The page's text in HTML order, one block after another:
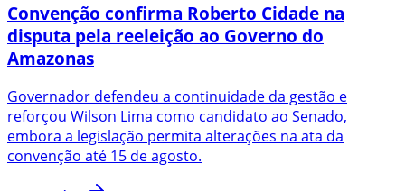
Convenção confirma Roberto Cidade na
disputa pela reeleição ao Governo do
Amazonas
Governador defendeu a continuidade da gestão e
reforçou Wilson Lima como candidato ao Senado,
embora a legislação permita alterações na ata da
convenção até 15 de agosto.